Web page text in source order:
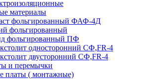
материалы
фольгированный ФАФ-4Д
фольгированный
фольгированный ПФ
односторонний CФ,FR-4
двусторонний СФ,FR-4
и перемычки
платы ( монтажные)